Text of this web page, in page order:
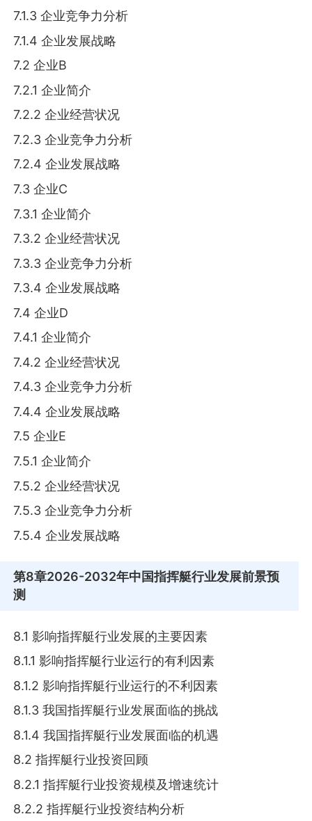
7.1.3 企业竞争力分析
7.1.4 企业发展战略
7.2 企业B
7.2.1 企业简介
7.2.2 企业经营状况
7.2.3 企业竞争力分析
7.2.4 企业发展战略
7.3 企业C
7.3.1 企业简介
7.3.2 企业经营状况
7.3.3 企业竞争力分析
7.3.4 企业发展战略
7.4 企业D
7.4.1 企业简介
7.4.2 企业经营状况
7.4.3 企业竞争力分析
7.4.4 企业发展战略
7.5 企业E
7.5.1 企业简介
7.5.2 企业经营状况
7.5.3 企业竞争力分析
7.5.4 企业发展战略
第8章2026-2032年中国指挥艇行业发展前景预
测
8.1 影响指挥艇行业发展的主要因素
8.1.1 影响指挥艇行业运行的有利因素
8.1.2 影响指挥艇行业运行的不利因素
8.1.3 我国指挥艇行业发展面临的挑战
8.1.4 我国指挥艇行业发展面临的机遇
8.2 指挥艇行业投资回顾
8.2.1 指挥艇行业投资规模及增速统计
8.2.2 指挥艇行业投资结构分析